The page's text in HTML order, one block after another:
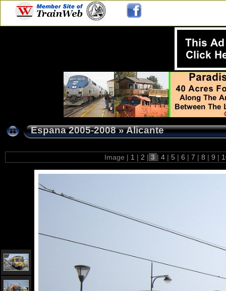
Espana 2005-2008»Alicante
Image | 1 | 2 | 3 | 4 | 5 | 6 | 7 | 8 | 9 |